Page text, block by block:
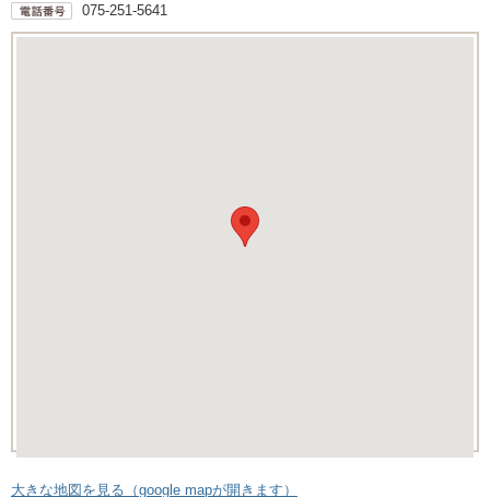
075-251-5641
大きな地図を見る（google mapが開きます）